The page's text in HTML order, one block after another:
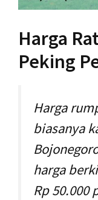
Harga
Peking
Harga
biasanya
harga
Rp 50.000